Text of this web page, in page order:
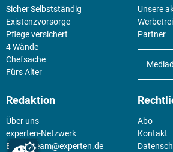
Sicher Selbstständig
Existenz­vorsorge
Pflege versichert
4 Wände
Chefsache
Fürs Alter
Unsere
Partner
Redaktion
Über uns
experten-Netzwerk
E-Mail:team@experten.de
Abo
Kontakt